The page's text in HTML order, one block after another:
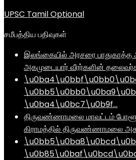
UPSC Tamil Optional
சமீபத்திய பதிவுகள்
இலங்கையில் அரசரை பாதுகாத்த
அகமுடையார் வீரர்களின்
\u0ba4\u0bc7\u0b9f…
திருவண்ணாமலை மாவட்டம்
கிராமத்தில் திருவண்ணாமலை